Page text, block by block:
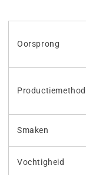
Oorsprong
Smaken
Vochtigheid